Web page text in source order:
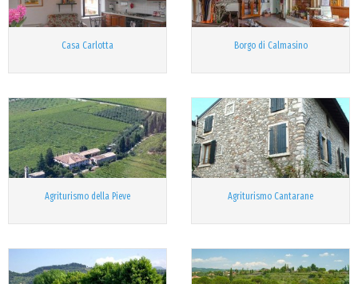
Casa Carlotta Borgo di Calmasino
Agriturismo della Pieve Agriturismo Cantarane